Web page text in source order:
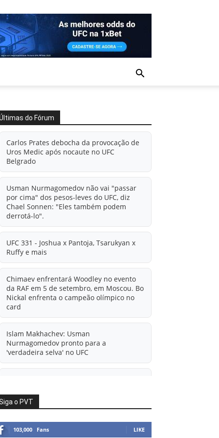
do Fórum
Carlos Prates debocha da provocação de
Uros Medic após nocaute no UFC
Belgrado
Usman Nurmagomedov não vai "passar
por cima" dos pesos-leves do UFC, diz
Chael Sonnen: "Eles também podem
derrotá-lo".
UFC 331 - Joshua x Pantoja, Tsarukyan x
Ruffy e mais
Chimaev enfrentará Woodley no evento
da RAF em 5 de setembro, em Moscou. Bo
Nickal enfrenta o campeão olímpico no
card
Islam Makhachev: Usman
Nurmagomedov pronto para a
'verdadeira selva' no UFC
informações sobre possível mudança
para o UFC após novas negociações.
Islam Makhachev: Há concorrentes
o PVT
103,000 Fans LIKE